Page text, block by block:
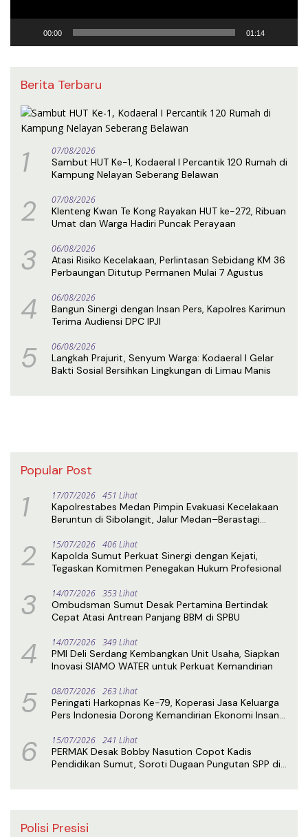
00:00 01:14
Berita Terbaru
1 07/08/2026
Sambut HUT Ke-1, Kodaeral I Percantik 120 Rumah di
Kampung Nelayan Seberang Belawan
2 07/08/2026
Klenteng Kwan Te Kong Rayakan HUT ke-272, Ribuan
Umat dan Warga Hadiri Puncak Perayaan
3 06/08/2026
Atasi Risiko Kecelakaan, Perlintasan Sebidang KM 36
Perbaungan Ditutup Permanen Mulai 7 Agustus
4 06/08/2026
Bangun Sinergi dengan Insan Pers, Kapolres Karimun
Terima Audiensi DPC IPJI
5 06/08/2026
Langkah Prajurit, Senyum Warga: Kodaeral I Gelar
Bakti Sosial Bersihkan Lingkungan di Limau Manis
Popular Post
1 17/07/2026 451 Lihat
Kapolrestabes Medan Pimpin Evakuasi Kecelakaan
Beruntun di Sibolangit, Jalur Medan–Berastagi
2 15/07/2026 406 Lihat
Kapolda Sumut Perkuat Sinergi dengan Kejati,
Tegaskan Komitmen Penegakan Hukum Profesional
3 14/07/2026 353 Lihat
Ombudsman Sumut Desak Pertamina Bertindak
Cepat Atasi Antrean Panjang BBM di SPBU
4 14/07/2026 349 Lihat
PMI Deli Serdang Kembangkan Unit Usaha, Siapkan
Inovasi SIAMO WATER untuk Perkuat Kemandirian
5 08/07/2026 263 Lihat
Peringati Harkopnas Ke-79, Koperasi Jasa Keluarga
Pers Indonesia Dorong Kemandirian Ekonomi Insan
6 15/07/2026 241 Lihat
PERMAK Desak Bobby Nasution Copot Kadis
Pendidikan Sumut, Soroti Dugaan Pungutan SPP di
Polisi Presisi